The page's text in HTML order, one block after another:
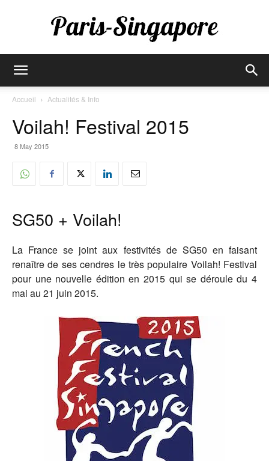
Singapore
Accueil Actualités & Info
Voilah! Festival 2015
8 May 2015
SG50 + Voilah!
La France se joint aux festivités de SG50 en faisant
renaître de ses cendres le très populaire Voilah! Festival
pour une nouvelle édition en 2015 qui se déroule du 4
mai au 21 juin 2015.